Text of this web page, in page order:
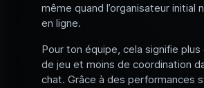
même quand l’organisateur initial
en ligne.
Pour ton équipe, cela signifie
de jeu et moins de coordination
chat. Grâce à des performances